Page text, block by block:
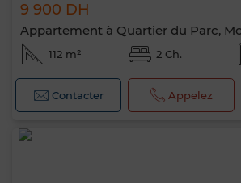
9 900 DH
Appartement à Quartier du Parc,
112 m² 2 Ch.
Contacter Appelez